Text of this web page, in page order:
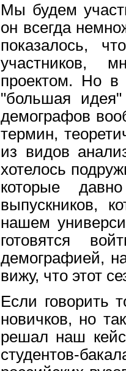
Мы будем
он всегда
показалось,
участников,
проектом. Но в
"большая
демографов
термин,
из видов
хотелось
которые
выпускников,
нашем
готовятся
демографией,
вижу, что этот
Если говорить
новичков, но
решал наш
студентов-